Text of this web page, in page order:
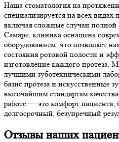
Наша стоматология на
специализируется на всех видах
включая сложные случаи полной
Самаре, клиника оснащена
оборудованием, что позволяет
состояния ротовой полости и
изготовление каждого протеза.
лучшими зуботехническими
базис протеза и искусственные
высочайшим стандартам
работе — это комфорт пациента,
долгосрочный, безупречный
Отзывы наших